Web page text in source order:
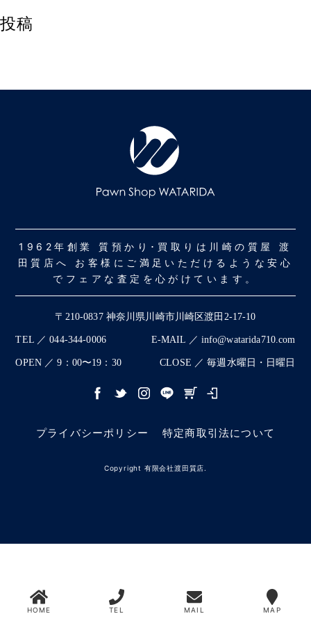
投稿
1962年創業 質預かり･買取りは川崎の質屋 渡
田質店へ お客様にご満足いただけるような安心
でフェアな査定を心がけています。
〒210-0837 神奈川県川崎市川崎区渡田2-17-10
TEL ／ 044-344-0006 E-MAIL ／ info@watarida710.com
OPEN ／ 9：00〜19：30 CLOSE ／ 毎週水曜日・日曜日
プライバシーポリシー 特定商取引法について
Copyright 有限会社渡田質店.
HOME TEL MAIL MAP